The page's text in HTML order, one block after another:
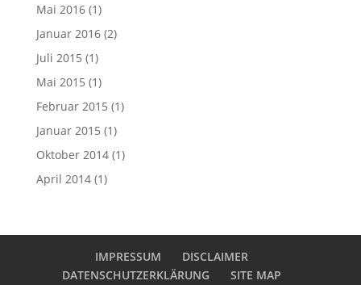
Mai 2016(1)
Januar 2016(2)
Juli 2015 (1)
Mai 2015 (1)
Februar 2015 (1)
Januar 2015 (1)
Oktober 2014(1)
April 2014(1)
IMPRESSUM
DISCLAIMER
DATENSCHUTZERKLÄRUNG
SITE MAP